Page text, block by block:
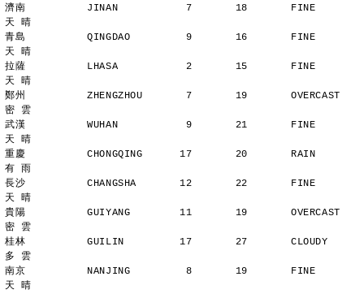
濟南          JINAN           7       18       FINE
天 晴
青島          QINGDAO         9       16       FINE
天 晴
拉薩          LHASA           2       15       FINE
天 晴
鄭州          ZHENGZHOU       7       19       OVERCAST
密 雲
武漢          WUHAN           9       21       FINE
天 晴
重慶          CHONGQING      17       20       RAIN
有 雨
長沙          CHANGSHA       12       22       FINE
天 晴
貴陽          GUIYANG        11       19       OVERCAST
密 雲
桂林          GUILIN         17       27       CLOUDY
多 雲
南京          NANJING         8       19       FINE
天 晴